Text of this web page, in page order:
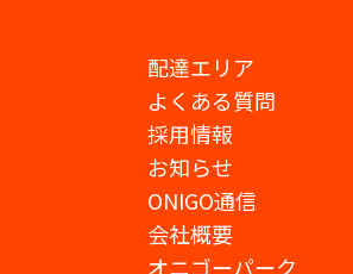
配達エリア
よくある質問
採用情報
お知らせ
ONIGO通信
会社概要
オニゴーパーク